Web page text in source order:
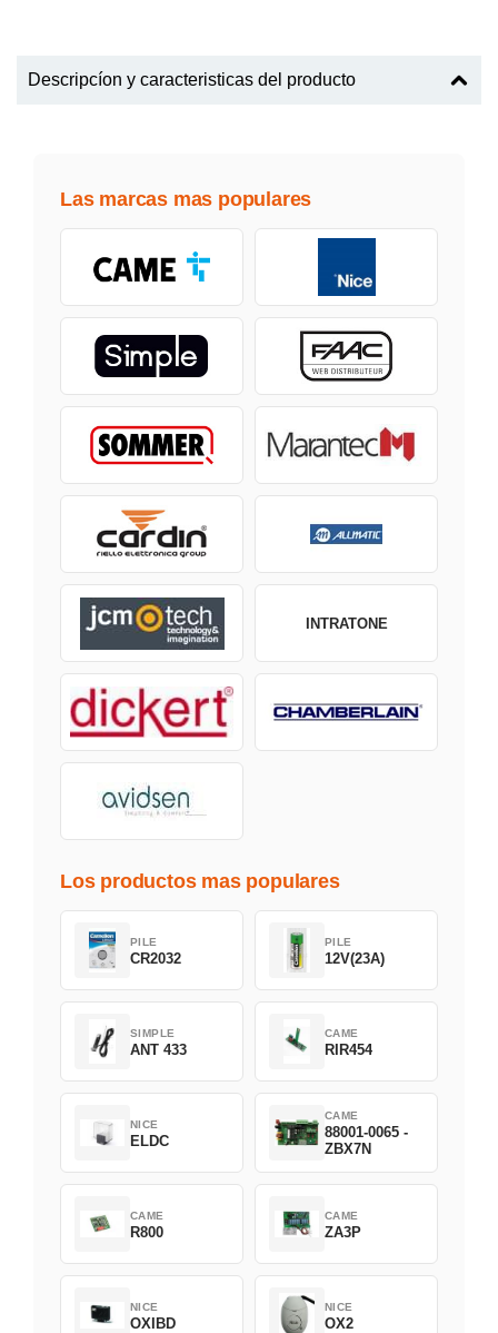
Descripcíon y caracteristicas del producto
Las marcas mas populares
INTRATONE
Los productos mas populares
PILE
CR2032
PILE
12V(23A)
SIMPLE
ANT 433
CAME
RIR454
NICE
ELDC
CAME
88001-0065 -
ZBX7N
CAME
R800
CAME
ZA3P
NICE
OXIBD
NICE
OX2